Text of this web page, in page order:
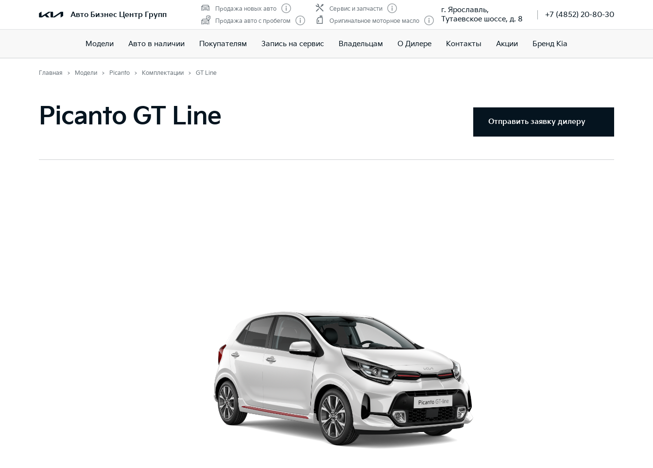
Авто Бизнес Центр Групп
Продажа новых авто
Продажа авто с пробегом
Сервис и запчасти
Оригинальное моторное масло
г. Ярославль,
Тутаевское шоссе, д. 8
+7 (4852) 20-80-30
Модели Авто в наличии Покупателям Запись на сервис Владельцам О Дилере Контакты Акции Бренд Kia
Главная Модели Picanto Комплектации GT Line
Picanto GT Line Отправить заявку дилеру